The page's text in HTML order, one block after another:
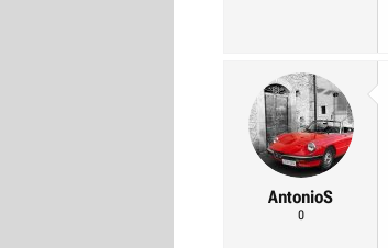
AntonioS
0